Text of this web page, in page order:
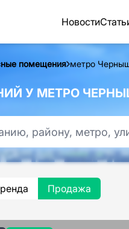
Новости
помещения метро
У МЕТРО
Продажа